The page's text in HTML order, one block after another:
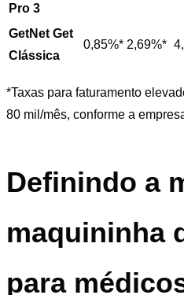
Pro 3
GetNet Get
Clássica
0,85%* 2,69%*
*Taxas para faturamento
80 mil/mês, conforme a
Definindo a
maquininha
para